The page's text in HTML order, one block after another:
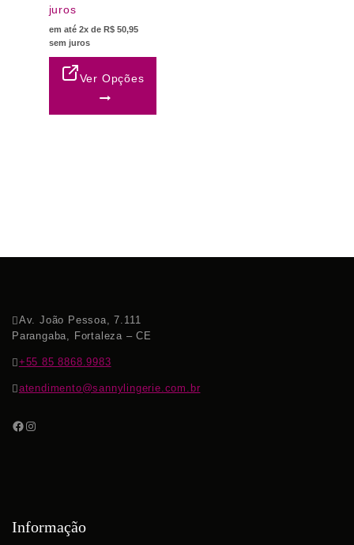
juros
em até 2x de R$ 50,95
sem juros
Ver Opções
Av. João Pessoa, 7.111
Parangaba, Fortaleza – CE
+55 85 8868.9983
atendimento@sannylingerie.com.br
Informação